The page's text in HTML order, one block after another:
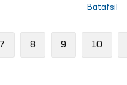
muassasalargaBatafsil
7 8 9 10